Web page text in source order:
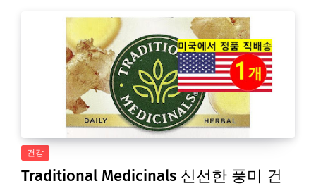
건강
Traditional Medicinals 신선한 풍미 건